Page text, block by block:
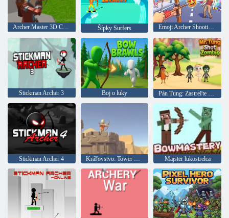
Archer Master 3D Castle obrana Šípky Surfers Emoji Archer Shooting Emoji
Stickman Archer 3 Boj o luky Pán Tung: Zastreľte zombie
Stickman Archer 4 Kráľovstvo: Tower Defense Majster lukostrelca